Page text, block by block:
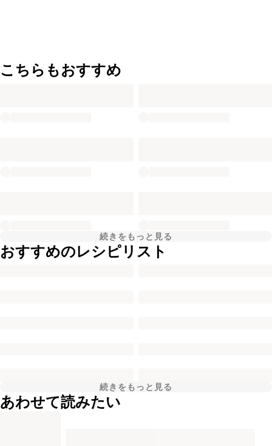
こちらもおすすめ
続きをもっと見る
おすすめのレシピリスト
続きをもっと見る
あわせて読みたい